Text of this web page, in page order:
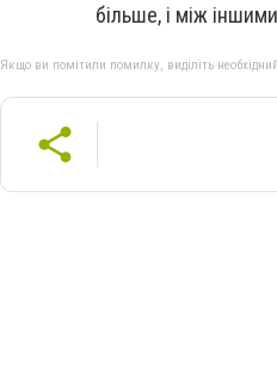
більше, і між
Якщо ви помітили помилку, виділіть